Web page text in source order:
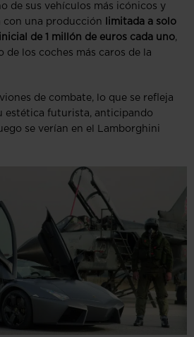
de sus vehículos más icónicos y
con una producción
limitada a solo
de 1 millón de euros cada uno,
de los coches más caros de la
de combate, lo que se refleja
estética futurista, anticipando
se verían en el Lamborghini